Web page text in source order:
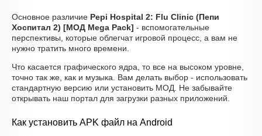
Основное различие Pepi Hospital 2: Flu Clinic (Пепи
Хоспитал 2) [МОД Mega Pack] - вспомогательные
перспективы, которые облегчат игровой процесс, а вам не
нужно тратить много времени.
Что касается графического ядра, то все на высоком уровне,
точно так же, как и музыка. Вам делать выбор - использовать
стандартную версию или установить МОД. Не забывайте
открывать наш портал для загрузки разных приложений.
Как установить APK файл на Android